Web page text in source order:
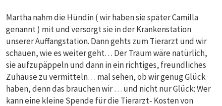
Martha nahm die Hündin ( wir haben sie später Camilla
genannt ) mit und versorgt sie in der Krankenstation
unserer Auffangstation. Dann gehts zum Tierarzt und wir
schauen, wie es weiter geht… Der Traum wäre natürlich,
sie aufzupäppeln und dann in ein richtiges, freundliches
Zuhause zu vermitteln… mal sehen, ob wir genug Glück
haben, denn das brauchen wir … und nicht nur Glück: Wer
kann eine kleine Spende für die Tierarzt- Kosten von